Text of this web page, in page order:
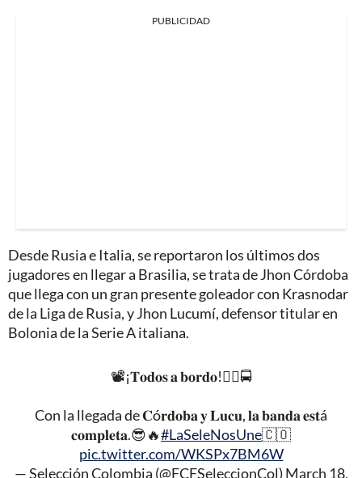
PUBLICIDAD
Desde Rusia e Italia, se reportaron los últimos dos
jugadores en llegar a Brasilia, se trata de Jhon Córdoba
que llega con un gran presente goleador con Krasnodar
de la Liga de Rusia, y Jhon Lucumí, defensor titular en
Bolonia de la Serie A italiana.
📽️¡𝐓𝐨𝐝𝐨𝐬 𝐚 𝐛𝐨𝐫𝐝𝐨!👨‍✈🚍
Con la llegada de 𝐂ó𝐫𝐝𝐨𝐛𝐚 𝐲 𝐋𝐮𝐜𝐮, 𝐥𝐚 𝐛𝐚𝐧𝐝𝐚 𝐞𝐬𝐭á
𝐜𝐨𝐦𝐩𝐥𝐞𝐭𝐚.😎🔥#LaSeleNosUne🇨🇴
pic.twitter.com/WKSPx7BM6W
— Selección Colombia (@FCFSeleccionCol) March 18,